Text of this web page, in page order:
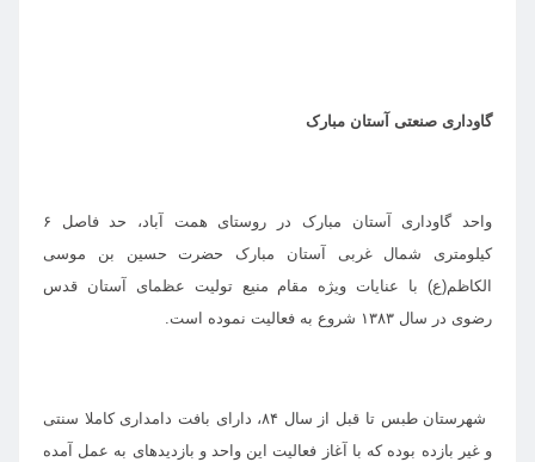
گاوداری صنعتی آستان مبارک
واحد گاوداری آستان مبارک در روستای همت آباد، حد فاصل ۶
کیلومتری شمال غربی آستان مبارک حضرت حسین بن موسی
الکاظم(ع) با عنایات ویژه مقام منیع تولیت عظمای آستان قدس
رضوی در سال ۱۳۸۳ شروع به فعالیت نموده است.
شهرستان طبس تا قبل از سال ۸۴، دارای بافت دامداری کاملا سنتی
و غیر بازده بوده که با آغاز فعالیت این واحد و بازدیدهای به عمل آمده